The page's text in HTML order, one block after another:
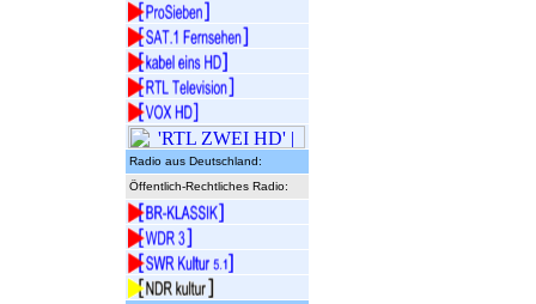
Radio aus Deutschland:
Öffentlich-Rechtliches Radio: